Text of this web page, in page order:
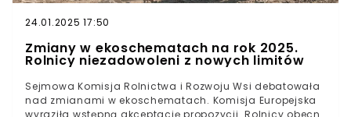
24.01.2025 17:50
Zmiany w ekoschematach na rok 2025.
Rolnicy niezadowoleni z nowych limitów
Sejmowa Komisja Rolnictwa i Rozwoju Wsi debatowała
nad zmianami w ekoschematach. Komisja Europejska
wyraziła wstępną akceptację propozycji. Rolnicy obecni